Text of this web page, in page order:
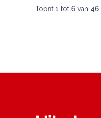
Toont 1 tot 6 van 46